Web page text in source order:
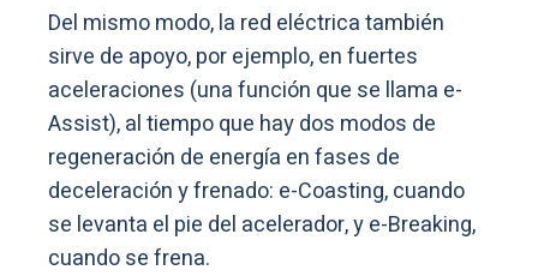
Del mismo modo, la red eléctrica también
sirve de apoyo, por ejemplo, en fuertes
aceleraciones (una función que se llama e-
Assist), al tiempo que hay dos modos de
regeneración de energía en fases de
deceleración y frenado: e-Coasting, cuando
se levanta el pie del acelerador, y e-Breaking,
cuando se frena.